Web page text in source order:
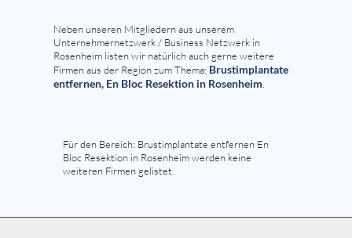
Neben unseren Mitgliedern aus unserem
Unternehmernetzwerk / Business Netzwerk in
Rosenheim listen wir natürlich auch gerne weitere
Firmen aus der Region zum Thema: Brustimplantate
entfernen, En Bloc Resektion in Rosenheim
Für den Bereich: Brustimplantate entfernen En
Bloc Resektion in Rosenheim werden keine
weiteren Firmen gelistet.